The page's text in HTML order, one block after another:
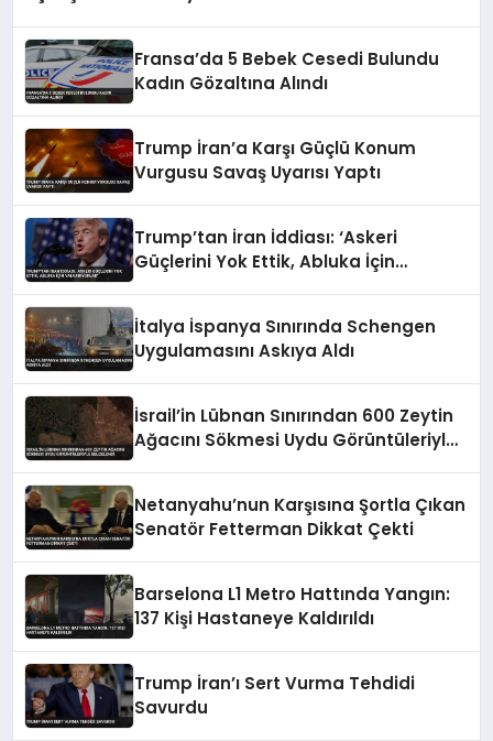
Fransa’da 5 Bebek Cesedi Bulundu
Kadın Gözaltına Alındı
Trump İran’a Karşı Güçlü Konum
Vurgusu Savaş Uyarısı Yaptı
Trump’tan İran İddiası: ‘Askeri
Güçlerini Yok Ettik, Abluka İçin
İtalya İspanya Sınırında Schengen
Uygulamasını Askıya Aldı
İsrail’in Lübnan Sınırından 600 Zeytin
Ağacını Sökmesi Uydu Görüntüleriyle
Netanyahu’nun Karşısına Şortla Çıkan
Senatör Fetterman Dikkat Çekti
Barselona L1 Metro Hattında Yangın:
137 Kişi Hastaneye Kaldırıldı
Trump İran’ı Sert Vurma Tehdidi
Savurdu